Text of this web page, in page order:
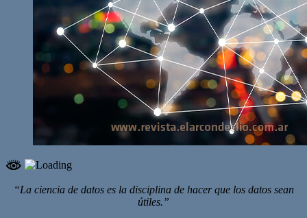
“La ciencia de datos es la disciplina de hacer que los datos sean
útiles.”